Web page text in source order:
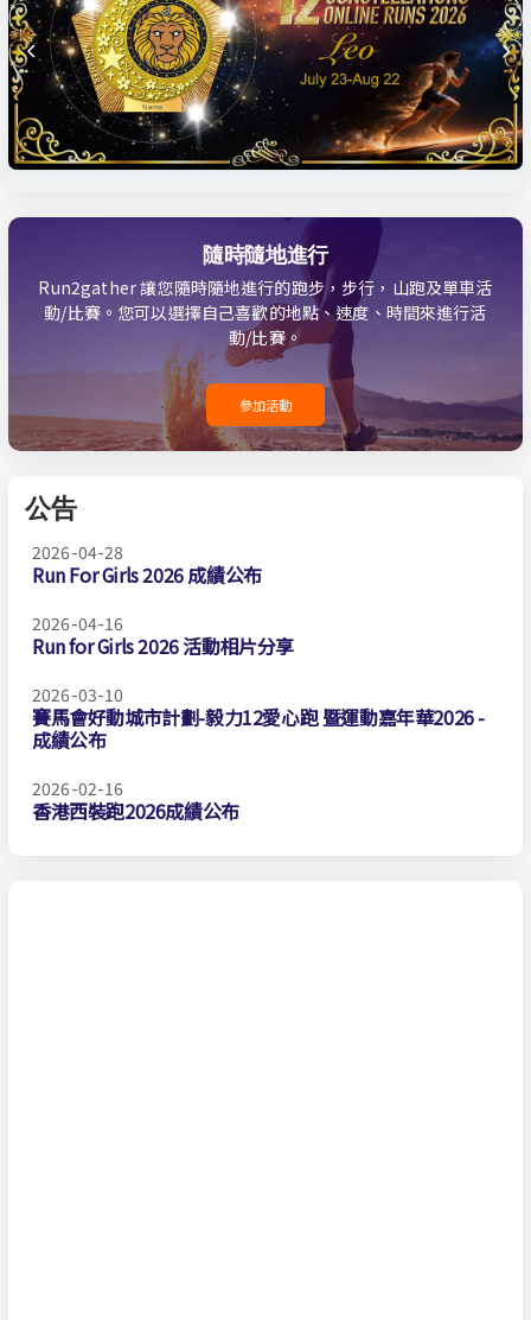
隨時隨地進行
Run2gather 讓您隨時隨地進行的跑步，步行，山跑及單車活
動/比賽。您可以選擇自己喜歡的地點、速度、時間來進行活
動/比賽。
參加活動
公告
2026-04-28
Run For Girls 2026 成績公布
2026-04-16
Run for Girls 2026 活動相片分享
2026-03-10
賽馬會好動城市計劃-毅力12愛心跑 暨運動嘉年華2026 -
成績公布
2026-02-16
香港西裝跑2026成績公布